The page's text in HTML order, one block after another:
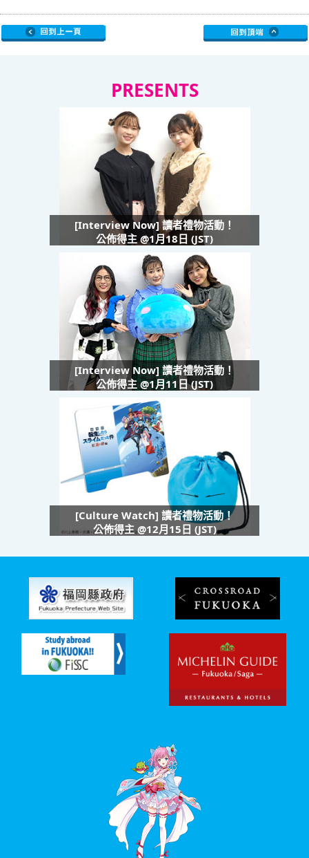
PRESENTS
[Interview Now] 讀者禮物活動！
公佈得主 @1月18日 (JST)
[Interview Now] 讀者禮物活動！
公佈得主 @1月11日 (JST)
[Culture Watch] 讀者禮物活動！
公佈得主 @12月15日 (JST)